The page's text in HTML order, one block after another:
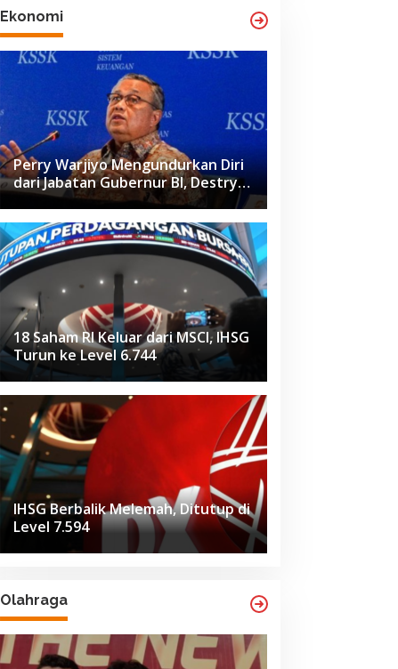
Ekonomi
Perry Warjiyo Mengundurkan Diri
dari Jabatan Gubernur BI, Destry
Damayanti Jadi Pejabat Sementara
18 Saham RI Keluar dari MSCI, IHSG
Turun ke Level 6.744
IHSG Berbalik Melemah, Ditutup di
Level 7.594
Olahraga